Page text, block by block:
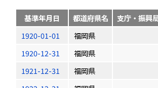
基準年月日 都道府県名 支庁・振興
1920-01-01
福岡県
1920-12-31
福岡県
1921-12-31
福岡県